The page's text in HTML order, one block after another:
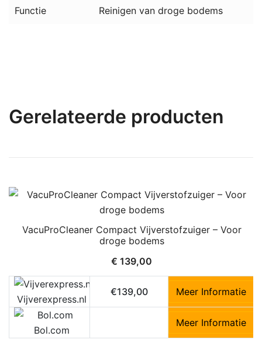
Functie Reinigen van droge bodems
Gerelateerde producten
VacuProCleaner Compact Vijverstofzuiger – Voor
droge bodems
€ 139,00
Vijverexpress.nl
€139,00 Meer Informatie
Bol.com
Meer Informatie